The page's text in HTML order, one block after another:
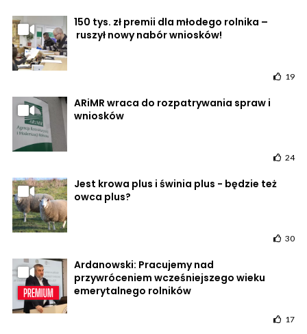
150 tys. zł premii dla młodego rolnika –
ruszył nowy nabór wniosków!
19
ARiMR wraca do rozpatrywania spraw i
wniosków
24
Jest krowa plus i świnia plus - będzie też
owca plus?
30
Ardanowski: Pracujemy nad
przywróceniem wcześniejszego wieku
emerytalnego rolników
17